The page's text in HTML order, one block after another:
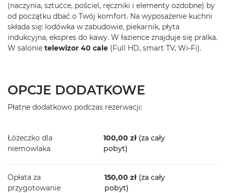
(naczynia, sztućce, pościel, ręczniki i elementy ozdobne) by
od początku dbać o Twój komfort. Na wyposażenie kuchni
składa się: lodówka w zabudowie, piekarnik, płyta
indukcyjna, ekspres do kawy. W łazience znajduje się pralka.
W salonie telewizor 40 cale (Full HD, smart TV, Wi‐Fi).
OPCJE DODATKOWE
Płatne dodatkowo podczas rezerwacji:
Łóżeczko dla
niemowlaka
100,00 zł(za cały
pobyt)
Opłata za
przygotowanie
150,00 zł(za cały
pobyt)